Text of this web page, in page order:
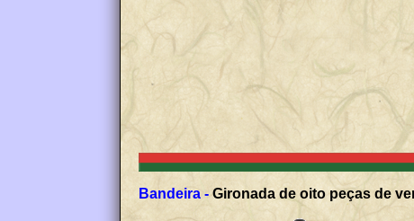
Bandeira - Gironada de oito peças de